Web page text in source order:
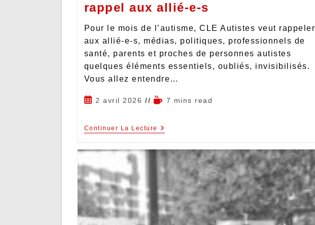
rappel aux allié-e-s
Pour le mois de l’autisme, CLE Autistes veut rappeler
aux allié-e-s, médias, politiques, professionnels de
santé, parents et proches de personnes autistes
quelques éléments essentiels, oubliés, invisibilisés.
Vous allez entendre…
2 avril 2026 7 mins read
Continuer La Lecture